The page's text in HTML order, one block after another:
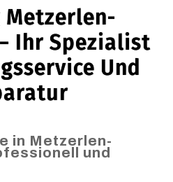
Metzerlen-
Ihr Spezialist
Und
in Metzerlen-
und